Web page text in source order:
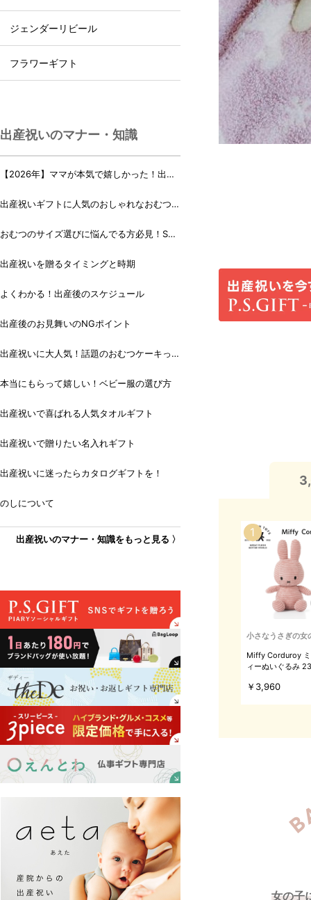
小さなうさぎの女
Miffy Corduroy
ィーぬいぐるみ
￥3,960
女の子
ジェンダーリビール
フラワーギフト
出産祝いのマナー・知識
【2026年】ママが本気で嬉しかった！出産
出産祝いギフトに人気のおしゃれなおむつケ
おむつのサイズ選びに悩んでる方必見！Sサ
出産祝いを贈るタイミングと時期
よくわかる！出産後のスケジュール
出産後のお見舞いのNGポイント
出産祝いに大人気！話題のおむつケーキっ
本当にもらって嬉しい！ベビー服の選び方
出産祝いで喜ばれる人気タオルギフト
出産祝いで贈りたい名入れギフト
出産祝いに迷ったらカタログギフトを！
のしについて
出産祝いのマナー・知識をもっと見る 〉